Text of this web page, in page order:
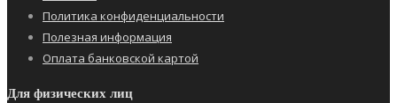
Политика конфиденциальности
Полезная информация
Оплата банковской картой
Для физических лиц